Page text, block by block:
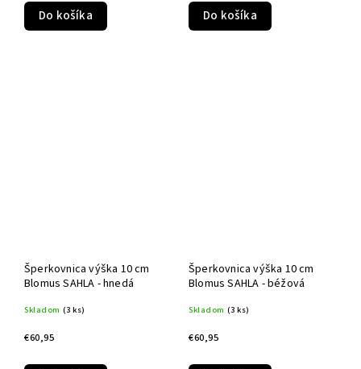
Do košíka Do košíka
Šperkovnica výška 10 cm
Blomus SAHLA - hnedá
Skladom (3 ks)
€60,95
Šperkovnica výška 10 cm
Blomus SAHLA - béžová
Skladom (3 ks)
€60,95